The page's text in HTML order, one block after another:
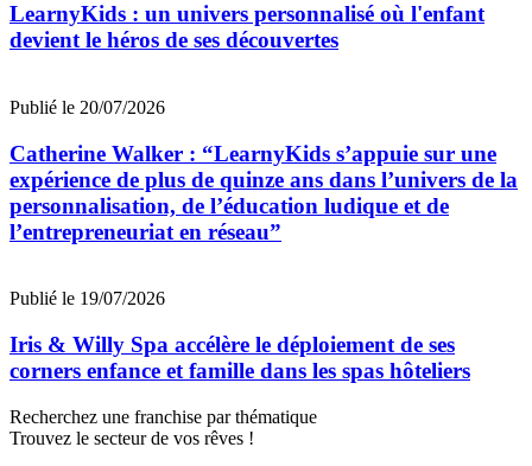
LearnyKids : un univers personnalisé où l'enfant
devient le héros de ses découvertes
Publié le 20/07/2026
Catherine Walker : “LearnyKids s’appuie sur une
expérience de plus de quinze ans dans l’univers de la
personnalisation, de l’éducation ludique et de
l’entrepreneuriat en réseau”
Publié le 19/07/2026
Iris & Willy Spa accélère le déploiement de ses
corners enfance et famille dans les spas hôteliers
Recherchez une franchise par thématique
Trouvez le secteur de vos rêves !